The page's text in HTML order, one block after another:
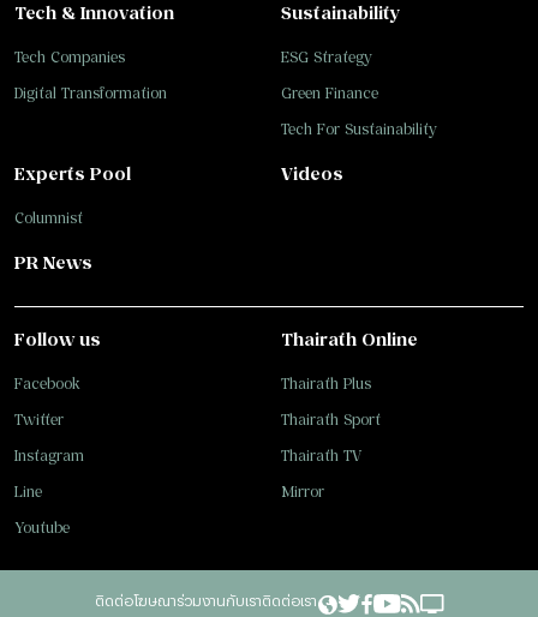
Tech & Innovation
Tech Companies
Digital Transformation
Sustainability
ESG Strategy
Green Finance
Tech For Sustainability
Experts Pool
Columnist
Videos
PR News
Follow us
Facebook
Twitter
Instagram
Line
Youtube
Thairath Online
Thairath Plus
Thairath Sport
Thairath TV
Mirror
ติดต่อโฆษณาร่วมงานกับเราติดต่อเรา